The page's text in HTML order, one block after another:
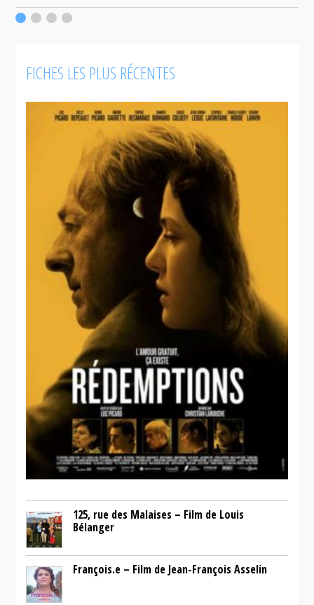
FICHES LES PLUS RÉCENTES
125, rue des Malaises – Film de Louis
Bélanger
François.e – Film de Jean-François Asselin